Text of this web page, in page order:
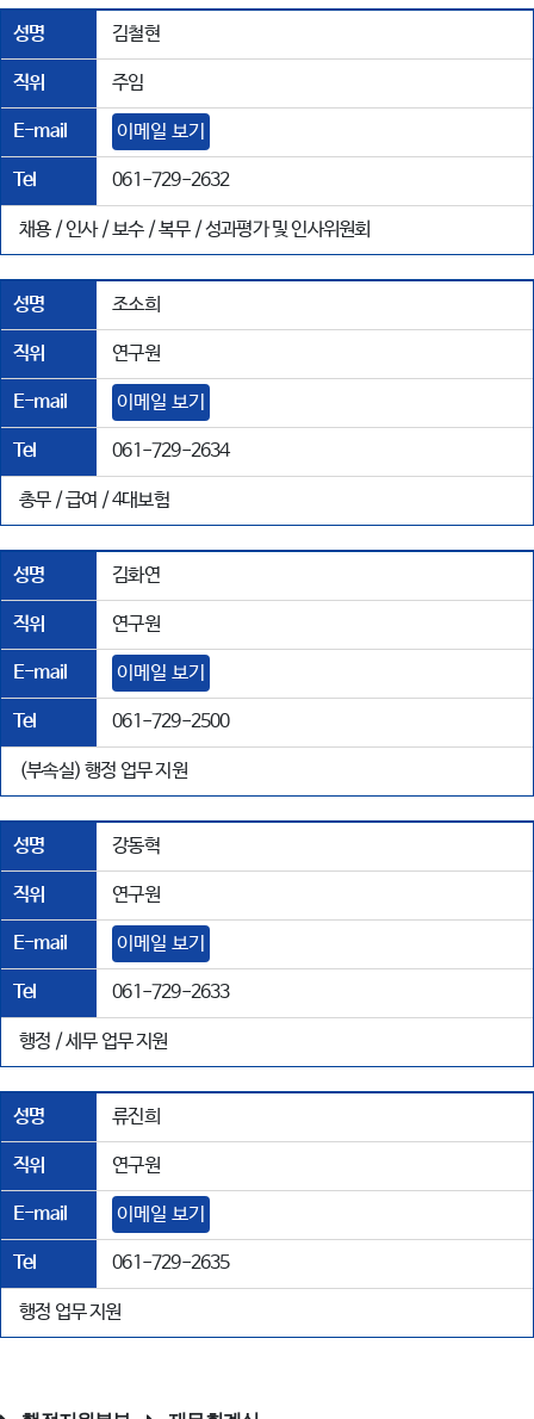
성명 김철현
직위 주임
E-mail 이메일 보기
Tel 061-729-2632
채용 / 인사 / 보수 / 복무 / 성과평가 및 인사위원회
성명 조소희
직위 연구원
E-mail 이메일 보기
Tel 061-729-2634
총무 / 급여 / 4대보험
성명 김화연
직위 연구원
E-mail 이메일 보기
Tel 061-729-2500
(부속실) 행정 업무 지원
성명 강동혁
직위 연구원
E-mail 이메일 보기
Tel 061-729-2633
행정 / 세무 업무 지원
성명 류진희
직위 연구원
E-mail 이메일 보기
Tel 061-729-2635
행정 업무 지원